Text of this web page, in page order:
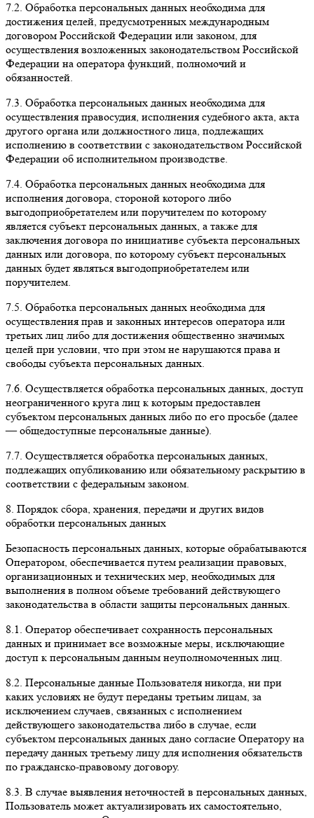
7.2. Обработка персональных данных необходима для
достижения целей, предусмотренных международным
договором Российской Федерации или законом, для
осуществления возложенных законодательством Российской
Федерации на оператора функций, полномочий и
обязанностей.
7.3. Обработка персональных данных необходима для
осуществления правосудия, исполнения судебного акта, акта
другого органа или должностного лица, подлежащих
исполнению в соответствии с законодательством Российской
Федерации об исполнительном производстве.
7.4. Обработка персональных данных необходима для
исполнения договора, стороной которого либо
выгодоприобретателем или поручителем по которому
является субъект персональных данных, а также для
заключения договора по инициативе субъекта персональных
данных или договора, по которому субъект персональных
данных будет являться выгодоприобретателем или
поручителем.
7.5. Обработка персональных данных необходима для
осуществления прав и законных интересов оператора или
третьих лиц либо для достижения общественно значимых
целей при условии, что при этом не нарушаются права и
свободы субъекта персональных данных.
7.6. Осуществляется обработка персональных данных, доступ
неограниченного круга лиц к которым предоставлен
субъектом персональных данных либо по его просьбе (далее
— общедоступные персональные данные).
7.7. Осуществляется обработка персональных данных,
подлежащих опубликованию или обязательному раскрытию в
соответствии с федеральным законом.
8. Порядок сбора, хранения, передачи и других видов
обработки персональных данных
Безопасность персональных данных, которые обрабатываются
Оператором, обеспечивается путем реализации правовых,
организационных и технических мер, необходимых для
выполнения в полном объеме требований действующего
законодательства в области защиты персональных данных.
8.1. Оператор обеспечивает сохранность персональных
данных и принимает все возможные меры, исключающие
доступ к персональным данным неуполномоченных лиц.
8.2. Персональные данные Пользователя никогда, ни при
каких условиях не будут переданы третьим лицам, за
исключением случаев, связанных с исполнением
действующего законодательства либо в случае, если
субъектом персональных данных дано согласие Оператору на
передачу данных третьему лицу для исполнения обязательств
по гражданско-правовому договору.
8.3. В случае выявления неточностей в персональных данных,
Пользователь может актуализировать их самостоятельно,